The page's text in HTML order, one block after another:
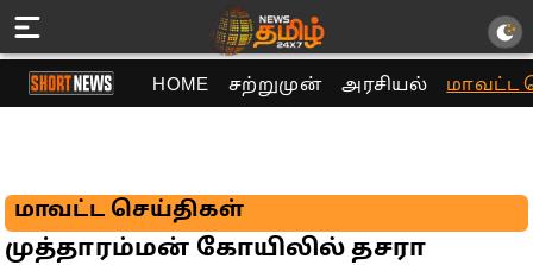
HOME சற்றுமுன் அரசியல் மாவட்ட
மாவட்ட செய்திகள்
முத்தாரம்மன் கோயிலில் தசரா